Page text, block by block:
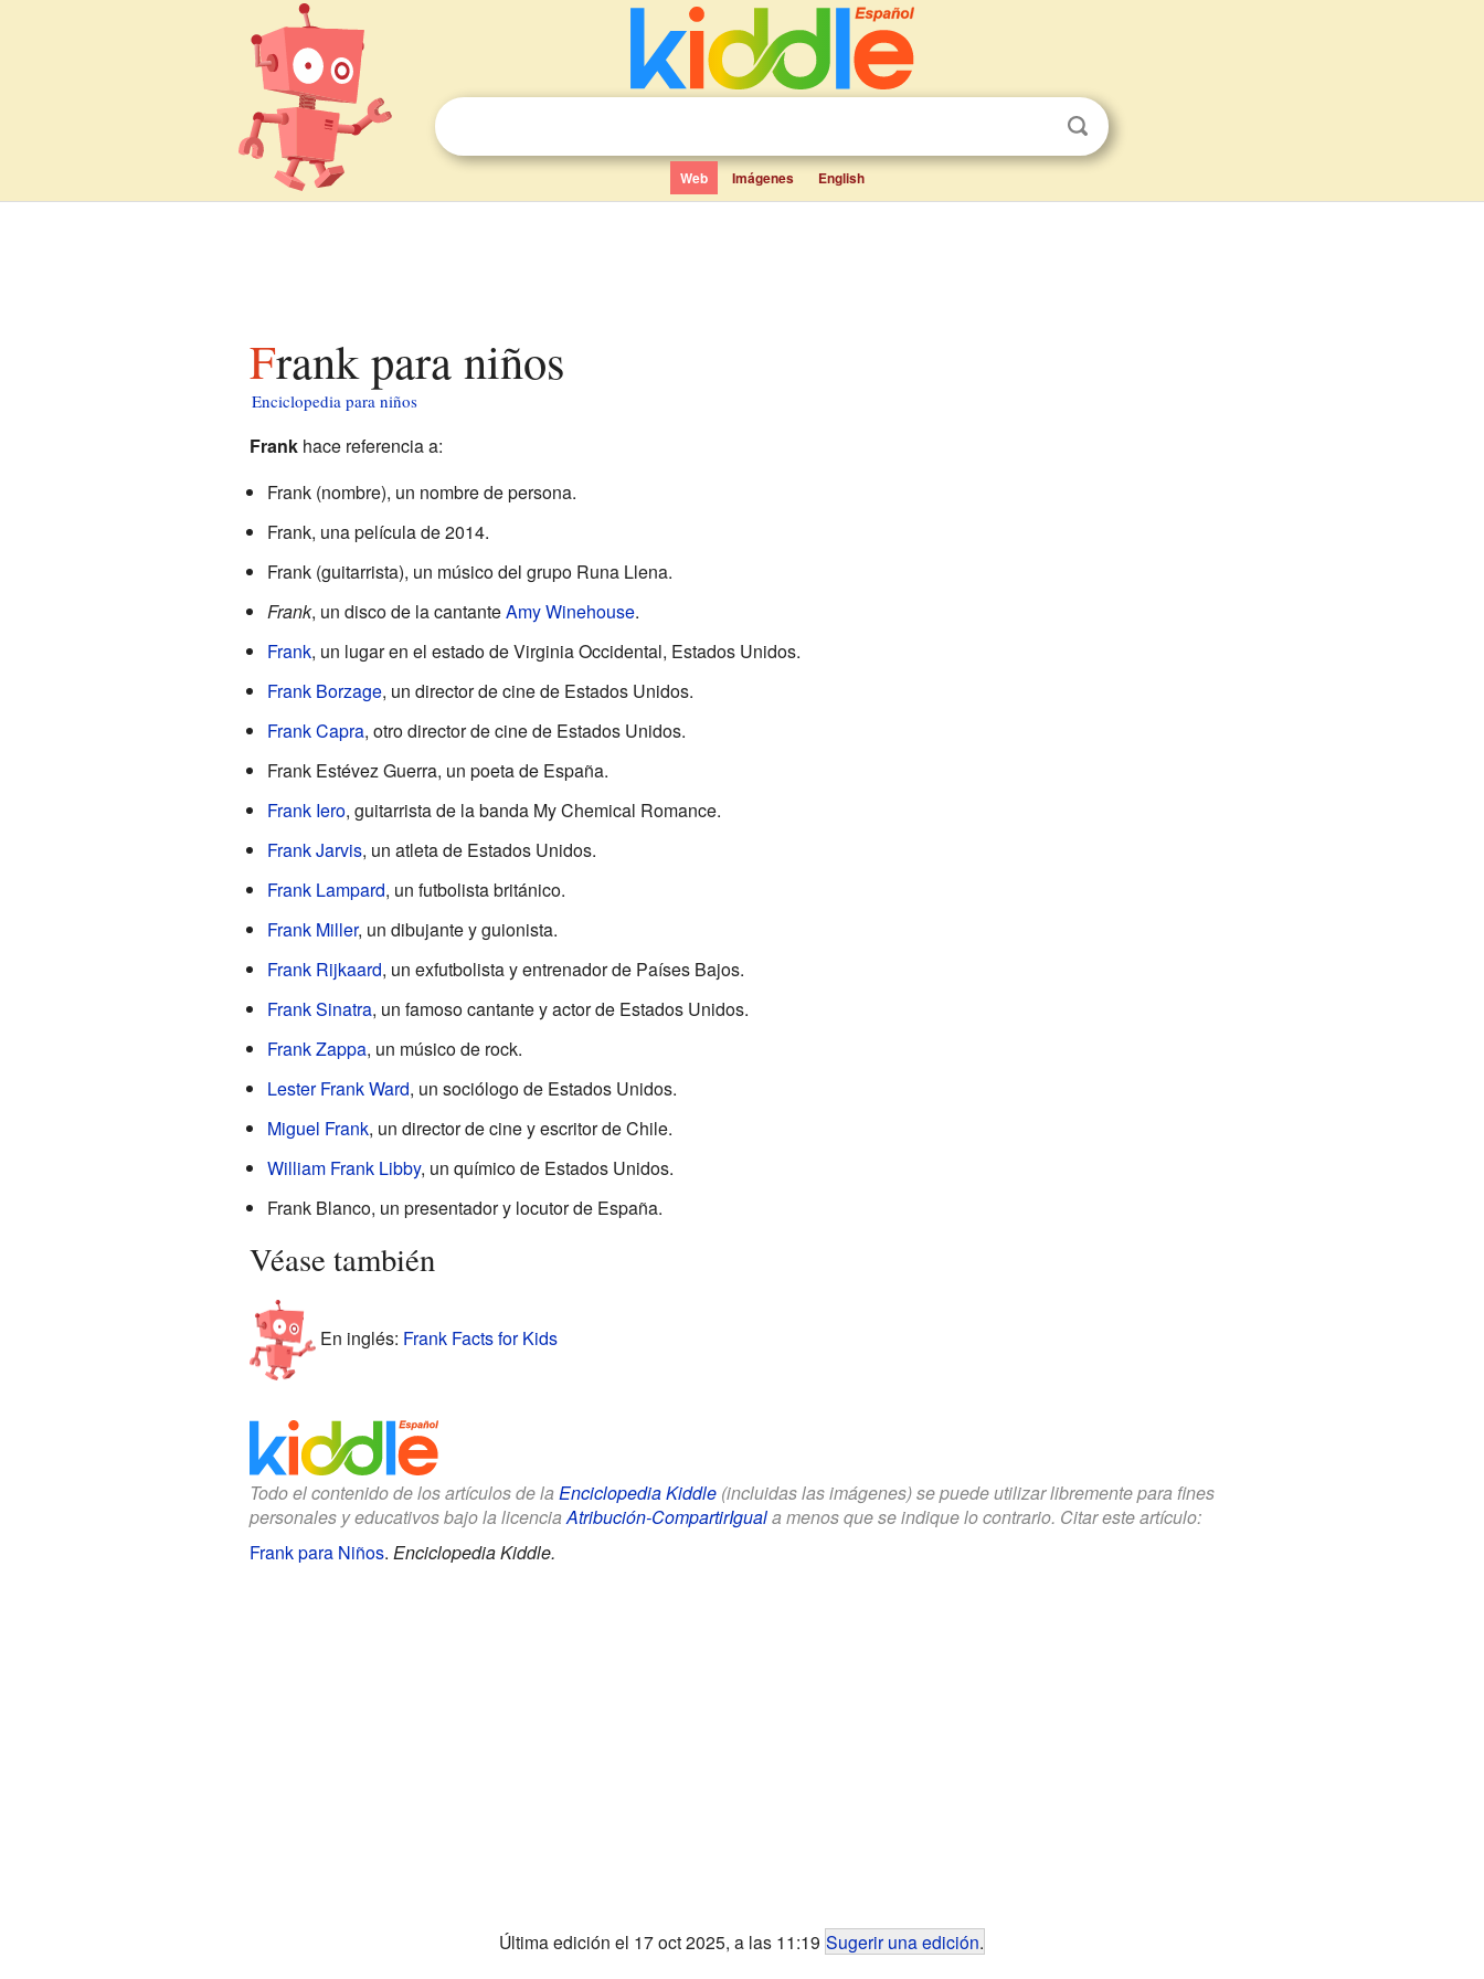
Web Imágenes English
Frank para niños
Enciclopedia para niños
Frankhace referencia a:
Frank (nombre), un nombre de persona.
Frank, una película de 2014.
Frank (guitarrista), un músico del grupo Runa Llena.
Frank, un disco de la cantanteAmy Winehouse.
Frank, un lugar en el estado de Virginia Occidental, Estados Unidos.
Frank Borzage, un director de cine de Estados Unidos.
Frank Capra, otro director de cine de Estados Unidos.
Frank Estévez Guerra, un poeta de España.
Frank Iero, guitarrista de la banda My Chemical Romance.
Frank Jarvis, un atleta de Estados Unidos.
Frank Lampard, un futbolista británico.
Frank Miller, un dibujante y guionista.
Frank Rijkaard, un exfutbolista y entrenador de Países Bajos.
Frank Sinatra, un famoso cantante y actor de Estados Unidos.
Frank Zappa, un músico de rock.
Lester Frank Ward, un sociólogo de Estados Unidos.
Miguel Frank, un director de cine y escritor de Chile.
William Frank Libby, un químico de Estados Unidos.
Frank Blanco, un presentador y locutor de España.
Véase también
En inglés: Frank Facts for Kids
Todo el contenido de los artículos de la Enciclopedia Kiddle(incluidas las imágenes) se puede utilizar libremente para fines
personales y educativos bajo la licenciaAtribución-CompartirIguala menos que se indique lo contrario. Citar este artículo:
Frank para Niños. Enciclopedia Kiddle.
Última edición el 17 oct 2025, a las 11:19 Sugerir una edición.